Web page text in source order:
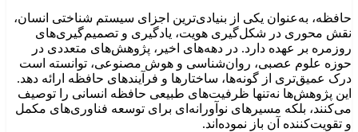
حافظه، به‌عنوان یکی از بنیادی‌ترین اجزای سیستم شناختی انسان،
نقش محوری در شکل‌گیری هویت، یادگیری و تصمیم‌گیری‌های
روزمره بر عهده دارد. در دهه‌های اخیر، پژوهش‌های متعددی در
حوزه علوم عصبی، روان‌شناسی و هوش مصنوعی، توانسته‌ است
درک عمیق‌تری از گونه‌ها، ساختارها و فرآیندهای حافظه ارائه دهد.
این پژوهش‌ها نه‌تنها ظرفیت‌های طبیعی حافظه انسانی را توصیف
می‌کنند، بلکه مسیرهای نوآورانه‌ای برای توسعه فناوری‌های مکمل
و تقویت‌کننده آن باز نموده‌اند.